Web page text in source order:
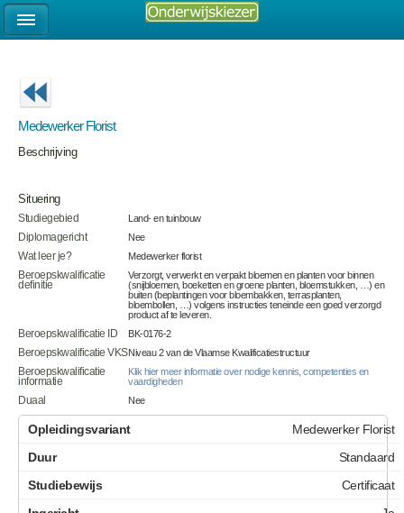
Medewerker Florist
Beschrijving
Situering
Studiegebied
Land- en tuinbouw
Diplomagericht
Nee
Wat leer je?
Medewerker florist
Beroepskwalificatie
definitie
Verzorgt, verwerkt en verpakt bloemen en planten voor binnen
(snijbloemen, boeketten en groene planten, bloemstukken, …) en
buiten (beplantingen voor bloembakken, terrasplanten,
bloembollen, …) volgens instructies teneinde een goed verzorgd
product af te leveren.
Beroepskwalificatie ID
BK-0176-2
Beroepskwalificatie VKSNiveau 2 van de Vlaamse Kwalificatiestructuur
Beroepskwalificatie
informatie
Klik hier meer informatie over nodige kennis, competenties en
vaardigheden
Duaal
Nee
Medewerker Florist
Standaard
Certificaat